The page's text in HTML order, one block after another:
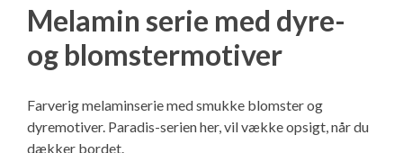
Brugte engros Campingvogne
-----------------------------------
Brugte Autocampere og Vans
Engros Autocampere og Vans
Værksted
Værksted – Velkommen til
Om os
Melamin serie med dyre-
og blomstermotiver
Farverig melaminserie med smukke blomster og
dyremotiver. Paradis-serien her, vil vække opsigt, når du
dækker bordet.